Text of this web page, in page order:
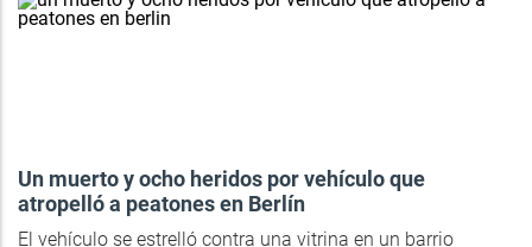
Un muerto y ocho heridos por vehículo que
atropelló a peatones en Berlín
El vehículo se estrelló contra una vitrina en un barrio